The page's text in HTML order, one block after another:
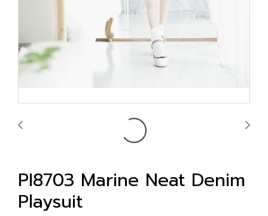
PI8703 Marine Neat Denim
Playsuit